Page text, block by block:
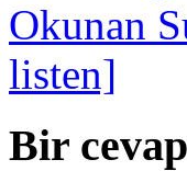
Okunan
listen]
Bir